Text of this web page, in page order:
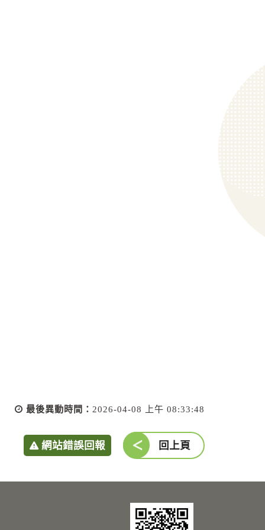
最後異動時間： 2026-04-08 上午 08:33:48
網站錯誤回報 回上頁